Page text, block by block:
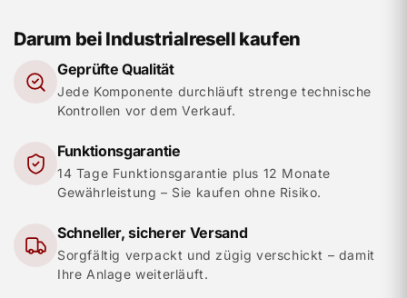
Darum bei Industrialresell kaufen
Geprüfte Qualität
Jede Komponente durchläuft strenge technische
Kontrollen vor dem Verkauf.
Funktionsgarantie
14 Tage Funktionsgarantie plus 12 Monate
Gewährleistung – Sie kaufen ohne Risiko.
Schneller, sicherer Versand
Sorgfältig verpackt und zügig verschickt – damit
Ihre Anlage weiterläuft.